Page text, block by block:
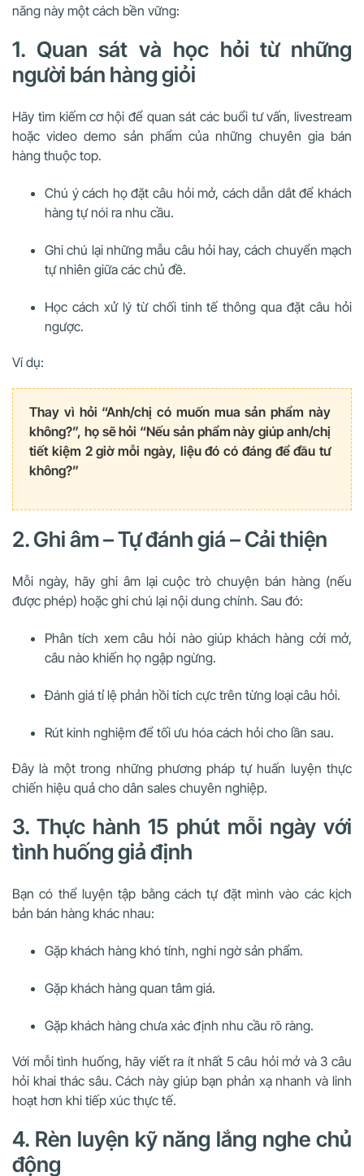
năng này một cách bền vững:
1. Quan sát và học hỏi từ những
người bán hàng giỏi
Hãy tìm kiếm cơ hội để quan sát các buổi tư vấn, livestream
hoặc video demo sản phẩm của những chuyên gia bán
hàng thuộc top.
Chú ý cách họ đặt câu hỏi mở, cách dẫn dắt để khách
hàng tự nói ra nhu cầu.
Ghi chú lại những mẫu câu hỏi hay, cách chuyển mạch
tự nhiên giữa các chủ đề.
Học cách xử lý từ chối tinh tế thông qua đặt câu hỏi
ngược.
Ví dụ:
Thay vì hỏi “Anh/chị có muốn mua sản phẩm này
không?”, họ sẽ hỏi “Nếu sản phẩm này giúp anh/chị
tiết kiệm 2 giờ mỗi ngày, liệu đó có đáng để đầu tư
không?”
2. Ghi âm – Tự đánh giá – Cải thiện
Mỗi ngày, hãy ghi âm lại cuộc trò chuyện bán hàng (nếu
được phép) hoặc ghi chú lại nội dung chính. Sau đó:
Phân tích xem câu hỏi nào giúp khách hàng cởi mở,
câu nào khiến họ ngập ngừng.
Đánh giá tỉ lệ phản hồi tích cực trên từng loại câu hỏi.
Rút kinh nghiệm để tối ưu hóa cách hỏi cho lần sau.
Đây là một trong những phương pháp tự huấn luyện thực
chiến hiệu quả cho dân sales chuyên nghiệp.
3. Thực hành 15 phút mỗi ngày với
tình huống giả định
Bạn có thể luyện tập bằng cách tự đặt mình vào các kịch
bản bán hàng khác nhau:
Gặp khách hàng khó tính, nghi ngờ sản phẩm.
Gặp khách hàng quan tâm giá.
Gặp khách hàng chưa xác định nhu cầu rõ ràng.
Với mỗi tình huống, hãy viết ra ít nhất 5 câu hỏi mở và 3 câu
hỏi khai thác sâu. Cách này giúp bạn phản xạ nhanh và linh
hoạt hơn khi tiếp xúc thực tế.
4. Rèn luyện kỹ năng lắng nghe chủ
động